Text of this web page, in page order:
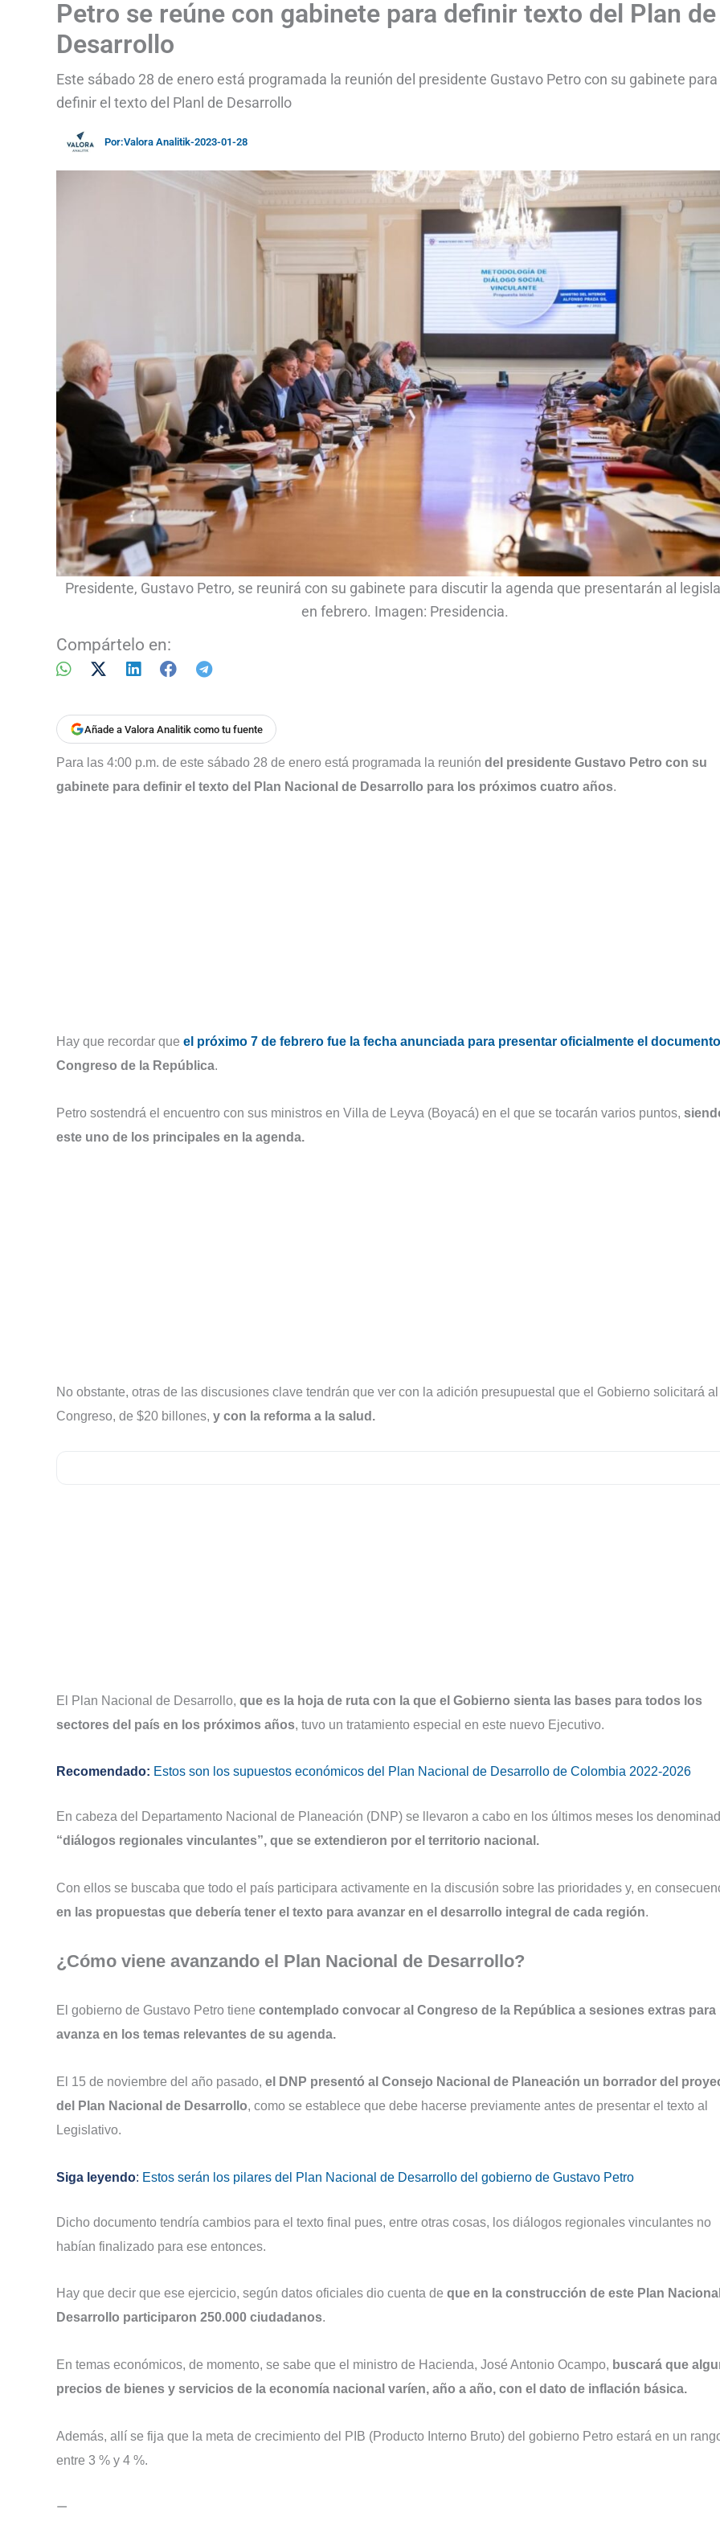
Petro se reúne con gabinete para definir texto del Plan de
Desarrollo
Este sábado 28 de enero está programada la reunión del presidente Gustavo Petro con su gabinete para
definir el texto del Planl de Desarrollo
Por:Valora Analitik-2023-01-28
Presidente, Gustavo Petro, se reunirá con su gabinete para discutir la agenda que presentarán al
en febrero. Imagen: Presidencia.
Compártelo en:
Añade a Valora Analitik como tu fuente
Para las 4:00 p.m. de este sábado 28 de enero está programada la reunión del presidente Gustavo Petro con su
gabinete para definir el texto del Plan Nacional de Desarrollo para los próximos cuatro años.
Hay que recordar que el próximo 7 de febrero fue la fecha anunciada para presentar oficialmente el documento
Congreso de la República.
Petro sostendrá el encuentro con sus ministros en Villa de Leyva (Boyacá) en el que se tocarán varios puntos,
este uno de los principales en la agenda.
No obstante, otras de las discusiones clave tendrán que ver con la adición presupuestal que el Gobierno solicitará al
Congreso, de $20 billones, y con la reforma a la salud.
El Plan Nacional de Desarrollo, que es la hoja de ruta con la que el Gobierno sienta las bases para todos los
sectores del país en los próximos años, tuvo un tratamiento especial en este nuevo Ejecutivo.
Recomendado: Estos son los supuestos económicos del Plan Nacional de Desarrollo de Colombia 2022-2026
En cabeza del Departamento Nacional de Planeación (DNP) se llevaron a cabo en los últimos meses los
“diálogos regionales vinculantes”, que se extendieron por el territorio nacional.
Con ellos se buscaba que todo el país participara activamente en la discusión sobre las prioridades y, en
en las propuestas que debería tener el texto para avanzar en el desarrollo integral de cada región.
¿Cómo viene avanzando el Plan Nacional de Desarrollo?
El gobierno de Gustavo Petro tiene contemplado convocar al Congreso de la República a sesiones extras para
avanza en los temas relevantes de su agenda.
El 15 de noviembre del año pasado, el DNP presentó al Consejo Nacional de Planeación un borrador del
del Plan Nacional de Desarrollo, como se establece que debe hacerse previamente antes de presentar el texto al
Legislativo.
Siga leyendo: Estos serán los pilares del Plan Nacional de Desarrollo del gobierno de Gustavo Petro
Dicho documento tendría cambios para el texto final pues, entre otras cosas, los diálogos regionales vinculantes no
habían finalizado para ese entonces.
Hay que decir que ese ejercicio, según datos oficiales dio cuenta de que en la construcción de este Plan
Desarrollo participaron 250.000 ciudadanos.
En temas económicos, de momento, se sabe que el ministro de Hacienda, José Antonio Ocampo, buscará que
precios de bienes y servicios de la economía nacional varíen, año a año, con el dato de inflación básica.
Además, allí se fija que la meta de crecimiento del PIB (Producto Interno Bruto) del gobierno Petro estará en un
entre 3 % y 4 %.
—